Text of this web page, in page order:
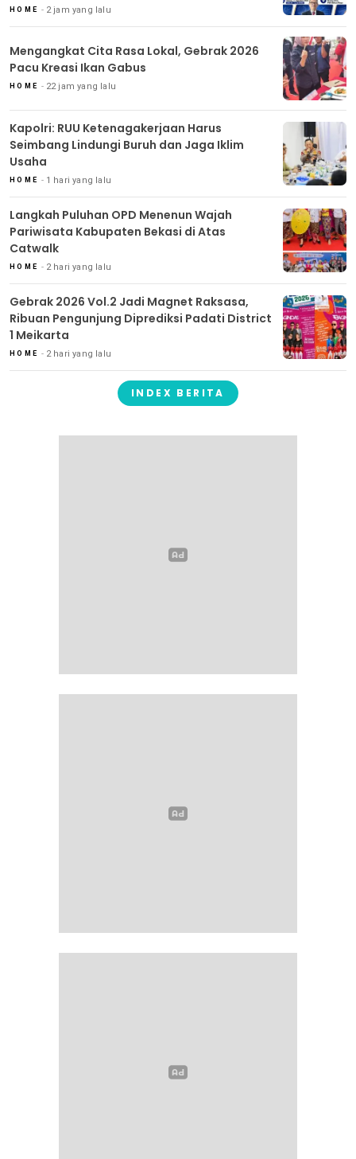
HOME 2 jam yang lalu
Mengangkat Cita Rasa Lokal, Gebrak 2026
Pacu Kreasi Ikan Gabus
HOME 22 jam yang lalu
Kapolri: RUU Ketenagakerjaan Harus
Seimbang Lindungi Buruh dan Jaga Iklim
Usaha
HOME 1 hari yang lalu
Langkah Puluhan OPD Menenun Wajah
Pariwisata Kabupaten Bekasi di Atas
Catwalk
HOME 2 hari yang lalu
Gebrak 2026 Vol.2 Jadi Magnet Raksasa,
Ribuan Pengunjung Diprediksi Padati District
1 Meikarta
HOME 2 hari yang lalu
INDEX BERITA